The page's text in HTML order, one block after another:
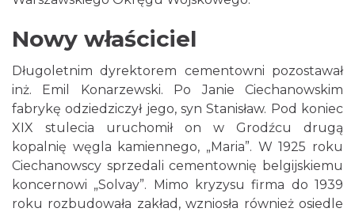
Nowy właściciel
Długoletnim dyrektorem cementowni pozostawał
inż. Emil Konarzewski. Po Janie Ciechanowskim
fabrykę odziedziczył jego, syn Stanisław. Pod koniec
XIX stulecia uruchomił on w Grodźcu drugą
kopalnię węgla kamiennego, „Maria”. W 1925 roku
Ciechanowscy sprzedali cementownię belgijskiemu
koncernowi „Solvay”. Mimo kryzysu firma do 1939
roku rozbudowała zakład, wzniosła również osiedle